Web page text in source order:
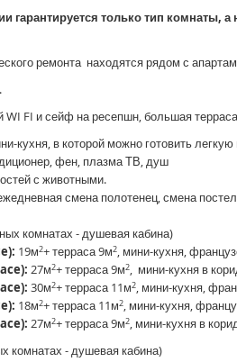
гарантируется только тип комнаты,
ремонта находятся рядом с
FI и сейф на ресепшн, большая
кухня, в которой можно готовить
фен, плазма ТВ, душ
с животными.
смена полотенец, смена
комнатах - душевая кабина)
19м2+ терраса 9м2, мини-кухня,
27м2+ терраса 9м2, мини-кухня в
30м2+ терраса 11м2, мини-кухня,
18м2+ терраса 11м2, мини-кухня,
27м2+ терраса 9м2, мини-кухня в
комнатах - душевая кабина)